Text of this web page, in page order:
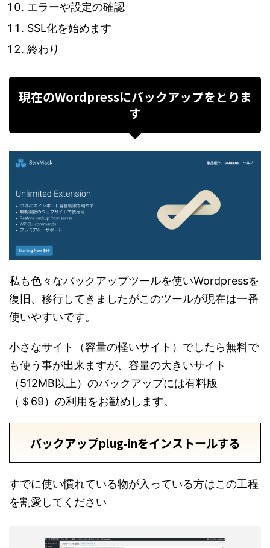
エラーや設定の確認
SSL化を始めます
終わり
現在のWordpressにバックアップをとりま
す
私も色々なバックアップツールを使いWordpressを
復旧、移行してきましたがこのツールが現在は一番
使いやすいです。
小さなサイト（容量の軽いサイト）でしたら無料で
も使う事が出来ますが、容量の大きいサイト
（512MB以上）のバックアップには有料版
（＄69）の利用をお勧めします。
バックアップplug-inをインストールする
すでに使い慣れている物が入っている方はこの工程
を割愛してください